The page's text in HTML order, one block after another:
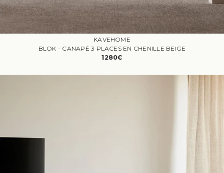
KAVEHOME
BLOK - CANAPÉ 3 PLACES EN CHENILLE BEIGE
1280€